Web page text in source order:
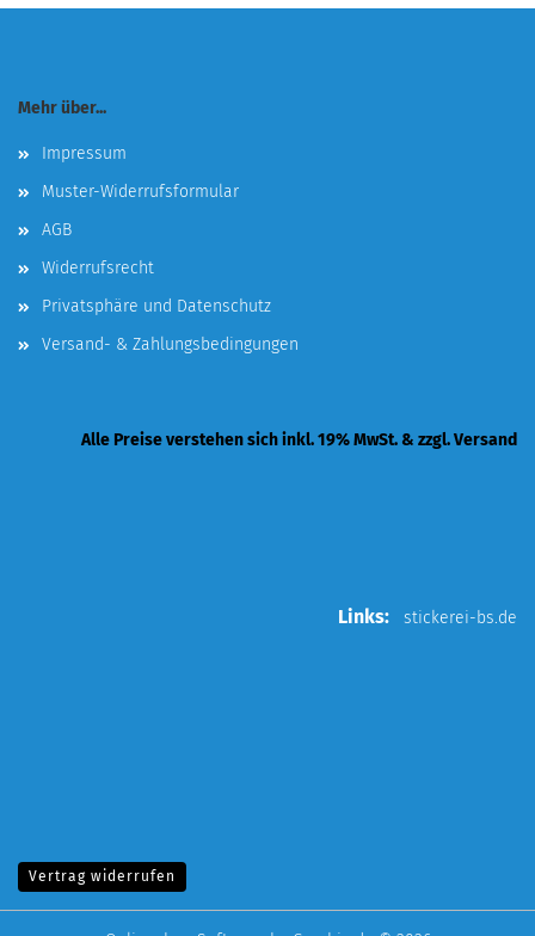
Mehr über...
Impressum
Muster-Widerrufsformular
AGB
Widerrufsrecht
Privatsphäre und Datenschutz
Versand- & Zahlungsbedingungen
Alle Preise verstehen sich inkl. 19% MwSt. & zzgl. Versand
Links: stickerei-bs.de
Vertrag widerrufen